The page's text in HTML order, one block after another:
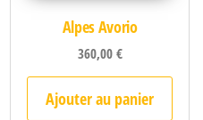
Alpes Avorio
360,00€
Ajouter au panier